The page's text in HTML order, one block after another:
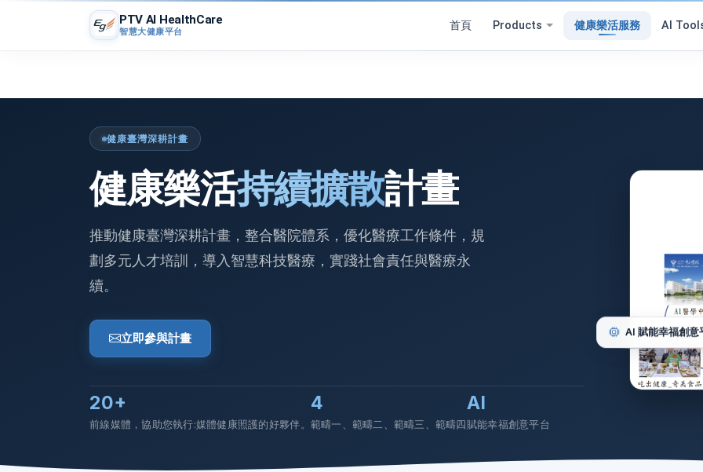
PTV AI HealthCare
智慧大健康平台
首頁 Products 健康樂活服務 AI
健康臺灣深耕計畫
健康樂活持續擴散計畫
推動健康臺灣深耕計畫，整合醫院體系，優化醫療工作條件，規
劃多元人才培訓，導入智慧科技醫療，實踐社會責任與醫療永
續。
立即參與計畫
20+
前線媒體，協助您執行:媒體健康照護的好夥伴。
4
範疇一、範疇二、範疇三、範疇四
AI
賦能幸福創意平台
AI 賦能幸福創意